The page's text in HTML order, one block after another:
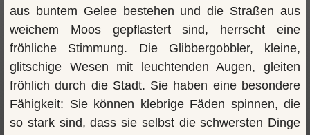
aus buntem Gelee bestehen und die Straßen aus
weichem Moos gepflastert sind, herrscht eine
fröhliche Stimmung. Die Glibbergobbler, kleine,
glitschige Wesen mit leuchtenden Augen, gleiten
fröhlich durch die Stadt. Sie haben eine besondere
Fähigkeit: Sie können klebrige Fäden spinnen, die
so stark sind, dass sie selbst die schwersten Dinge